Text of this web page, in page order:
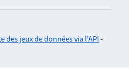
des jeux de données via l'API -